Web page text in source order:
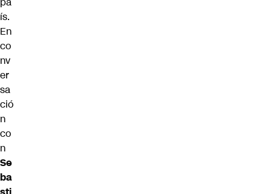
ís.
En
co
nv
er
sa
ció
n
co
n
Se
ba